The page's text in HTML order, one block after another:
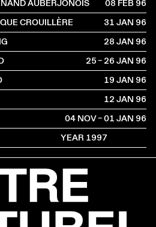
AUBERJONOIS
08 FEB1996
CROUILLÈRE
31 JAN1996
28 JAN1996
25 – 26 JAN1996
19 JAN1996
12 JAN1996
04 NOV – 01 JAN1996
YEAR 1997